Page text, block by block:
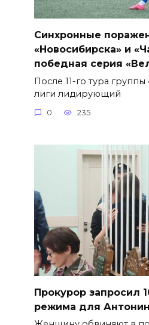
Синхронные
«Новосибирска» и
победная серия
После 11-го тура
лиги лидирующий
0 235
​Прокурор запросил
режима для